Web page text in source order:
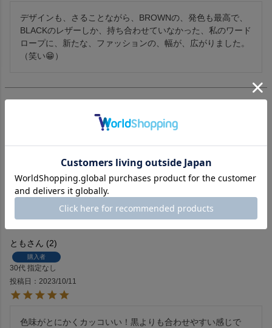
デザインも、さることながら、BROWNの、発色も最高で、
BLACKのレザーしか、持ち合わせていなかった、私のワード
ロープに、新たな、ファッションの、幅が、広がりました。
（笑い😁）
とてもいい色で気に入っています。今後も多色展開期待しま
す。
とも 2
購入者
30代 指定なし
投稿日
2023/10/11
色味がとにかくカッコいい！黒よりも合わせやすい感じで